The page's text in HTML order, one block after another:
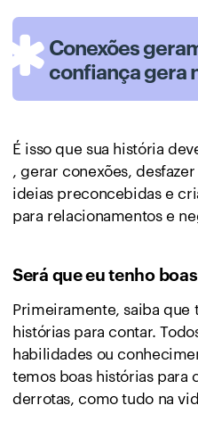
Conexões
confiança gera
É isso que sua história
, gerar conexões,
ideias preconcebidas e
para relacionamentos e
Será que eu tenho
Primeiramente, saiba que
histórias para contar.
habilidades ou
temos boas histórias para
derrotas, como tudo na